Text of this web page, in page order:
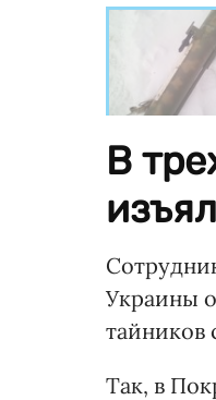
В
Украины
тайников
Так, в